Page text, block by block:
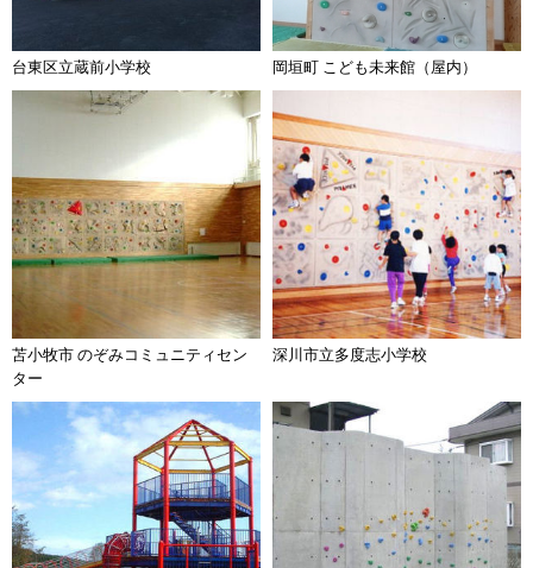
台東区立蔵前小学校 岡垣町 こども未来館（屋内）
苫小牧市 のぞみコミュニティセン
ター
深川市立多度志小学校